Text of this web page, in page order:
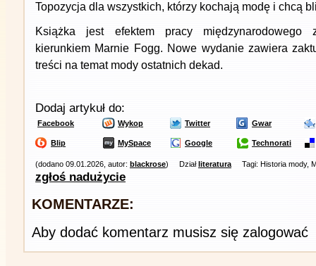
Topozycja dla wszystkich, którzy kochają modę i chcą
Książka jest efektem pracy międzynarodowego
kierunkiem Marnie Fogg. Nowe wydanie zawiera
treści na temat mody ostatnich dekad.
Dodaj artykuł do:
Facebook Wykop Twitter Gwar
Blip MySpace Google Technorati
(dodano 09.01.2026, autor: blackrose) Działliteratura Tagi: Historia mody,
zgłoś nadużycie
KOMENTARZE:
Aby dodać komentarz musisz się zalogować